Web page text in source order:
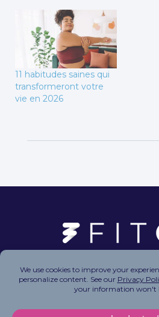
11 habitudes saines qui
transformeront votre
vie en 2026
Copyright © 2026 FitOn Inc.